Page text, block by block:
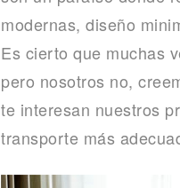
modernas, diseño
Es cierto que muchas
pero nosotros no,
te interesan nuestros
transporte más